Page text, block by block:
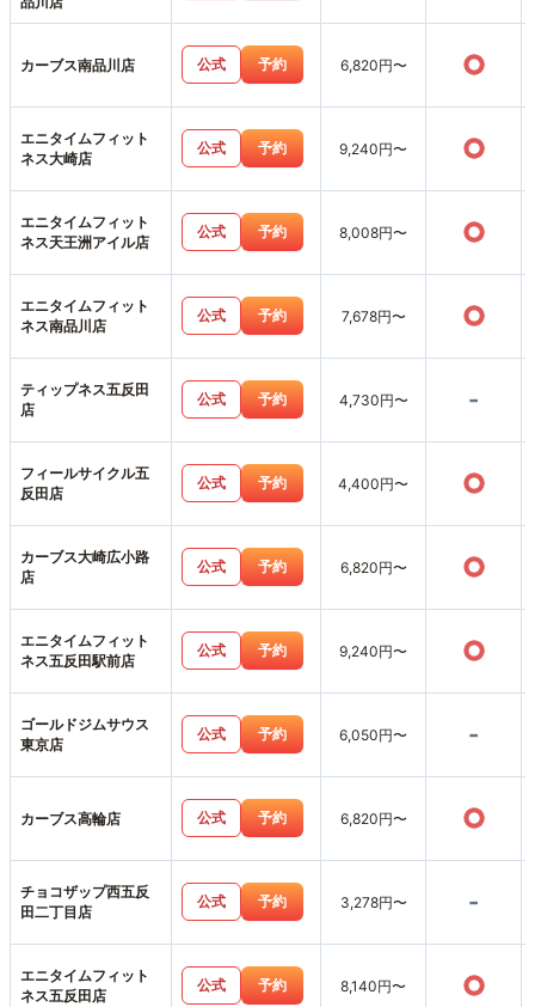
カーブス南品川店 公式 予約 6,820円〜 ○
エニタイムフィット
ネス大崎店
公式 予約 9,240円〜 ○
エニタイムフィット
ネス天王洲アイル店
公式 予約 8,008円〜 ○
エニタイムフィット
ネス南品川店
公式 予約 7,678円〜 ○
ティップネス五反田
店
公式 予約 4,730円〜 -
フィールサイクル五
反田店
公式 予約 4,400円〜 ○
カーブス大崎広小路
店
公式 予約 6,820円〜 ○
エニタイムフィット
ネス五反田駅前店
公式 予約 9,240円〜 ○
ゴールドジムサウス
東京店
公式 予約 6,050円〜 -
カーブス高輪店 公式 予約 6,820円〜 ○
チョコザップ西五反
田二丁目店
公式 予約 3,278円〜 -
エニタイムフィット
ネス五反田店
公式 予約 8,140円〜 ○